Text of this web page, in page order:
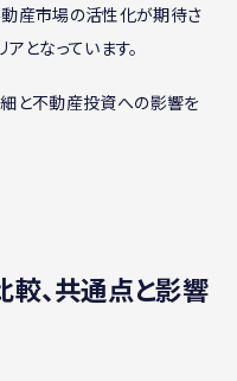
産市場の活性化が期待さ
となっています。
と不動産投資への影響を
、共通点と影響